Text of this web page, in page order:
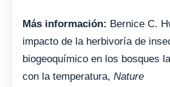
Más información: Bernice C.
impacto de la herbivoría de
biogeoquímico en los bosques
con la temperatura, Nature